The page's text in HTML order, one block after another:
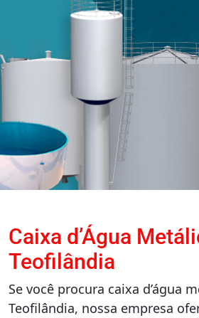
Caixa d’Água
Teofilândia
Se você procura caixa d’água
Teofilândia, nossa empresa